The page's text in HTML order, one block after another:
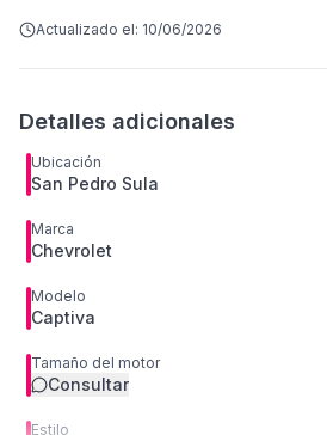
Actualizado el: 10/06/2026
Detalles adicionales
Ubicación
San Pedro Sula
Marca
Chevrolet
Modelo
Captiva
Tamaño del motor
Consultar
Estilo